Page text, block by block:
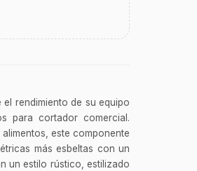
rendimiento de su equipo
para cortador comercial.
este componente
más esbeltas con un
un estilo rústico, estilizado